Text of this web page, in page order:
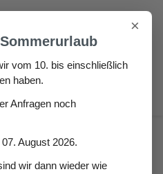
Wohnmobil
×
vom 10. bis einschließlich
haben.
Anfragen noch
August 2026.
wir dann wieder wie